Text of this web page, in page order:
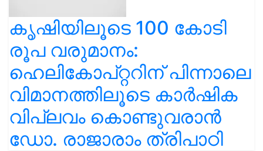
കൃഷിയിലൂടെ 100 കോടി
രൂപ വരുമാനം:
ഹെലികോപ്റ്ററിന് പിന്നാലെ
വിമാനത്തിലൂടെ കാർഷിക
വിപ്ലവം കൊണ്ടുവരാൻ
ഡോ. രാജാരാം ത്രിപാഠി